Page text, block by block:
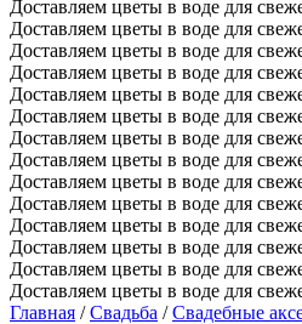
Доставляем цветы в воде для
Доставляем цветы в воде для
Доставляем цветы в воде для
Доставляем цветы в воде для
Доставляем цветы в воде для
Доставляем цветы в воде для
Доставляем цветы в воде для
Доставляем цветы в воде для
Доставляем цветы в воде для
Доставляем цветы в воде для
Доставляем цветы в воде для
Доставляем цветы в воде для
Доставляем цветы в воде для
Доставляем цветы в воде для
Главная /Свадьба /Свадебные